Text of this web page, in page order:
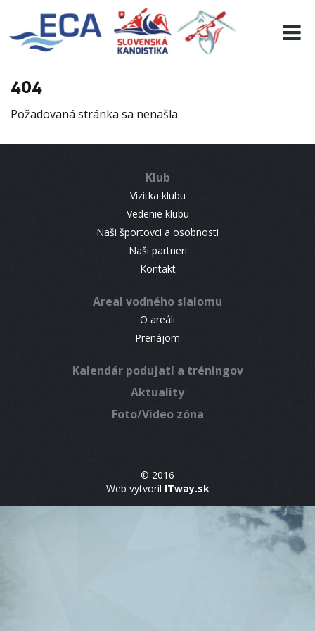
404
Požadovaná stránka sa nenašla
Klub
Vizitka klubu
Vedenie klubu
Naši športovci a osobnosti
Naši partneri
Kontakt
Areal vodného slalomu
O areáli
Prenájom
Kalendár podujatí a tréningov
Aktuality
Foto/Video zóna
© 2016
Web vytvoril ITway.sk
EURO 19
INFO
RESULTS
CONTACT